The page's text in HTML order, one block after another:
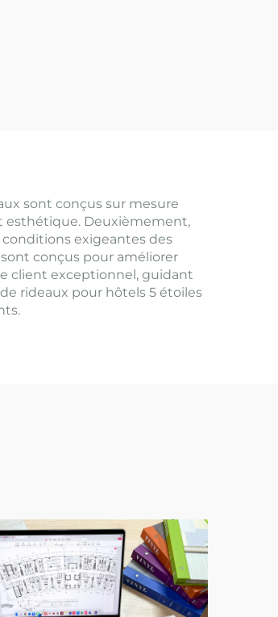
sont conçus sur mesure
esthétique. Deuxièmement,
exigeantes des
conçus pour améliorer
client exceptionnel, guidant
rideaux pour hôtels 5 étoiles